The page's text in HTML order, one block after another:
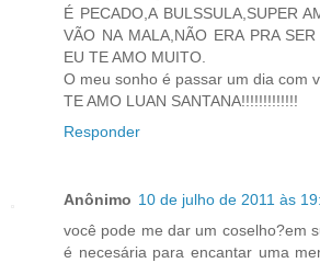
É PECADO,A BULSSULA,SUPER
VÃO NA MALA,NÃO ERA PRA
EU TE AMO MUITO.
O meu sonho é passar um dia com
TE AMO LUAN SANTANA!!!!!!!!!!!!!
Responder
Anônimo 10 de julho de 2011 às
você pode me dar um coselho?em
é necesária para encantar uma